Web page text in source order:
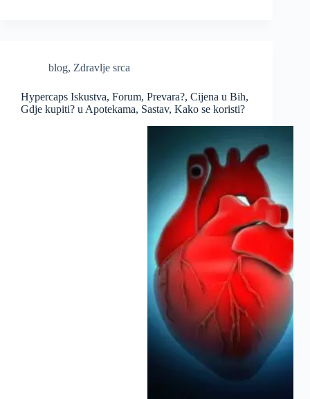
blog, Zdravlje srca
Hypercaps Iskustva, Forum, Prevara?, Cijena u Bih,
Gdje kupiti? u Apotekama, Sastav, Kako se koristi?